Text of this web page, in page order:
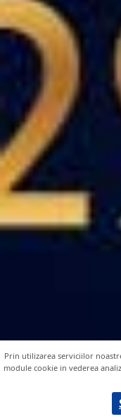
Prin utilizarea serviciilor
module cookie in vederea